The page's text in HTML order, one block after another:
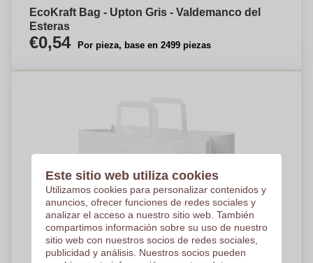
EcoKraft Bag - Upton Gris - Valdemanco del
Esteras
€0,54 Por pieza, base en 2499 piezas
Este sitio web utiliza cookies
Utilizamos cookies para personalizar contenidos y
anuncios, ofrecer funciones de redes sociales y
analizar el acceso a nuestro sitio web. También
compartimos información sobre su uso de nuestro
sitio web con nuestros socios de redes sociales,
publicidad y análisis. Nuestros socios pueden